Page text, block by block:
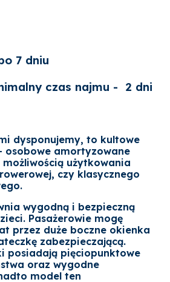
7 dniu
czas najmu - 2 dni
dysponujemy, to kultowe
osobowe amortyzowane
możliwością użytkowania
, czy klasycznego
wygodną i bezpieczną
Pasażerowie mogę
przez duże boczne okienka
zabezpieczającą.
posiadają pięciopunktowe
oraz wygodne
model ten